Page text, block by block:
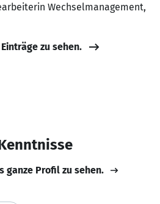
Wechselmanagement,
zu sehen.
ganze Profil zu sehen.